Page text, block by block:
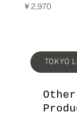
価格
￥2,970
TOKYO
Other